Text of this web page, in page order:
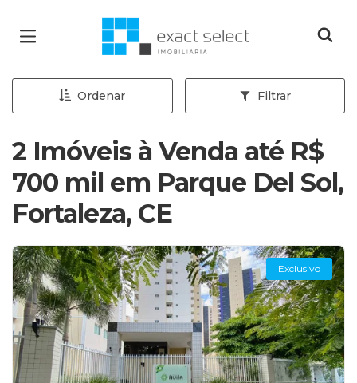
Página inicial
Ordenar Filtrar
2 Imóveis à Venda até R$
700 mil em Parque Del Sol,
Fortaleza, CE
Exclusivo